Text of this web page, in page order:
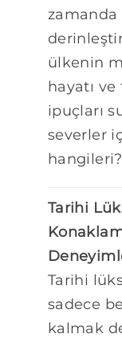
zamanda
ülkenin
hayatı
ipuçları
severler
hangileri?
Tarihi
Tarihi
sadece
kalmak